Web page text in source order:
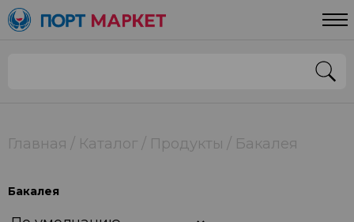
Главная Каталог Продукты Бакалея
Бакалея